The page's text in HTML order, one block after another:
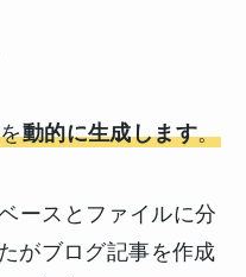
動的に生成します。
ースとファイルに分
がブログ記事を作成